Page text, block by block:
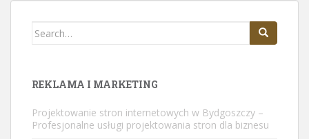
Search
REKLAMA I MARKETING
Projektowanie stron internetowych w Bydgoszczy –
Profesjonalne usługi projektowania stron dla biznesu